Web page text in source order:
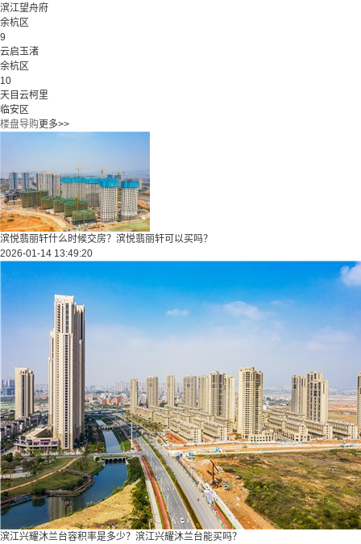
滨江望舟府
余杭区
9
云启玉渚
余杭区
10
天目云柯里
临安区
楼盘导购更多>>
滨悦翡丽轩什么时候交房？滨悦翡丽轩可以买吗？
2026-01-14 13:49:20
滨江兴耀沐兰台容积率是多少？滨江兴耀沐兰台能买吗？